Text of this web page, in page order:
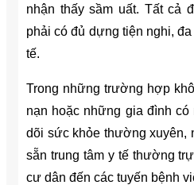
nhận thấy sầm uất. Tất cả
phải có đủ dựng tiện nghi,
tế.
Trong những trường hợp
nạn hoặc những gia đình
dõi sức khỏe thường xuyên,
sẵn trung tâm y tế thường
cư dân đến các tuyến bệnh